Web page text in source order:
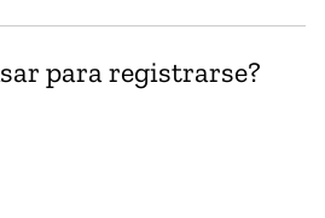
para registrarse?